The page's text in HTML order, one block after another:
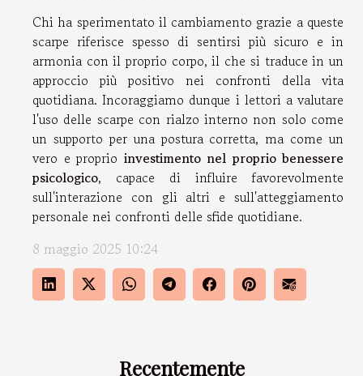
Recentemente
Chi ha sperimentato il cambiamento grazie a queste
scarpe riferisce spesso di sentirsi più sicuro e in
armonia con il proprio corpo, il che si traduce in un
approccio più positivo nei confronti della vita
quotidiana. Incoraggiamo dunque i lettori a valutare
l'uso delle scarpe con rialzo interno non solo come
un supporto per una postura corretta, ma come un
vero e proprio investimento nel proprio benessere
psicologico, capace di influire favorevolmente
sull'interazione con gli altri e sull'atteggiamento
personale nei confronti delle sfide quotidiane.
8 maggio 2025 10:24